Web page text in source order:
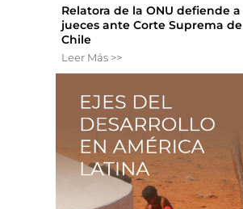
Relatora de la ONU defiende a
jueces ante Corte Suprema de
Chile
Leer Más >>